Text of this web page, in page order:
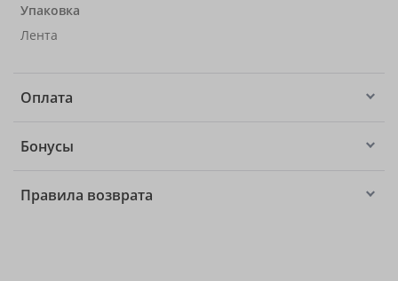
Упаковка
Лента
Оплата
Бонусы
Правила возврата